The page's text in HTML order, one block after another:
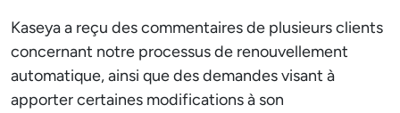
Kaseya a reçu des commentaires de plusieurs clients
concernant notre processus de renouvellement
automatique, ainsi que des demandes visant à
apporter certaines modifications à son